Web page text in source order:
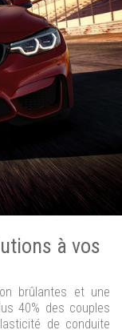
à vos
brûlantes et une
40% des couples
de conduite